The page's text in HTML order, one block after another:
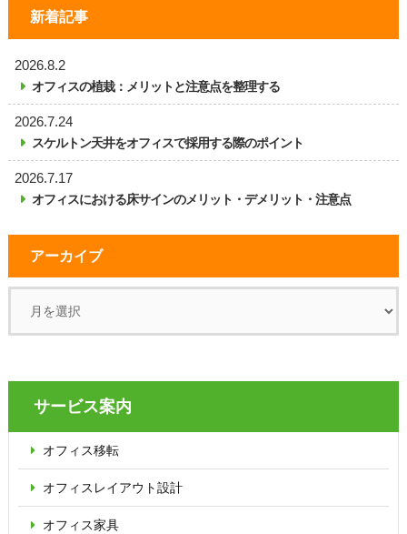
新着記事
2026.8.2
オフィスの植栽：メリットと注意点を整理する
2026.7.24
スケルトン天井をオフィスで採用する際のポイント
2026.7.17
オフィスにおける床サインのメリット・デメリット・注意点
アーカイブ
サービス案内
オフィス移転
オフィス レイアウト設計
オフィス家具